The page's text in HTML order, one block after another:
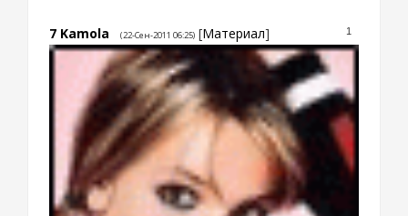
1
7 Kamola (22-Сен-2011 06:25) [Материал]